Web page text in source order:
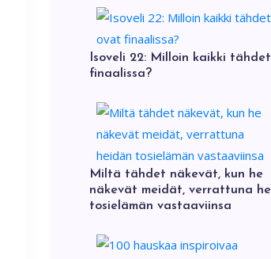
Isoveli 22: Milloin kaikki
finaalissa?
Miltä tähdet näkevät, kun he
näkevät meidät, verrattuna
tosielämän vastaaviinsa